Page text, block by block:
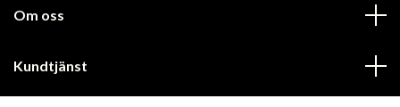
Om oss
Kundtjänst